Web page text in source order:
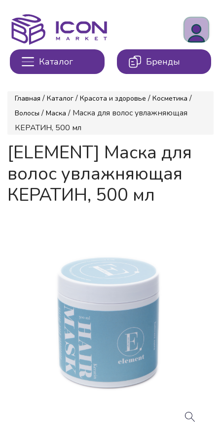
Каталог Бренды
Главная / Каталог / Красота и здоровье / Косметика /
Волосы / Маска / Маска для волос увлажняющая
КЕРАТИН, 500 мл
[ELEMENT] Маска для
волос увлажняющая
КЕРАТИН, 500 мл